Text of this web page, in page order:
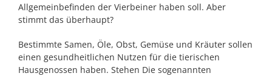
Allgemeinbefinden der Vierbeiner haben soll. Aber
stimmt das überhaupt?
Bestimmte Samen, Öle, Obst, Gemüse und Kräuter sollen
einen gesundheitlichen Nutzen für die tierischen
Hausgenossen haben. Stehen Die sogenannten